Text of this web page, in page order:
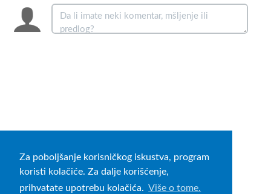
Za poboljšanje korisničkog iskustva, program
koristi kolačiće. Za dalje korišćenje,
prihvatate upotrebu kolačića. Više o tome.